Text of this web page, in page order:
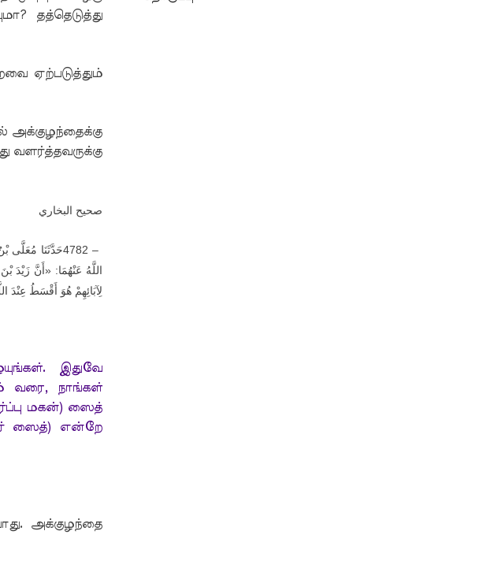
தத்தெடுத்து
ஏற்படுத்தும்
அக்குழந்தைக்கு
வளர்த்தவருக்கு
صحيح البخاري
4782 –حَدَّثَنَا مُعَلَّى
اللَّهُ عَنْهُمَا: «أَنَّ زَيْدَ
لِآبَائِهِمْ هُوَ أَقْسَطُ عِنْدَ
இதுவே
வரை, நாங்கள்
மகன்) ஸைத்
ஸைத்) என்றே
அக்குழந்தை